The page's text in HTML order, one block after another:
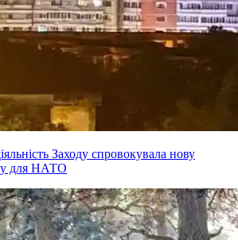
Заходу спровокувала нову
для НАТО